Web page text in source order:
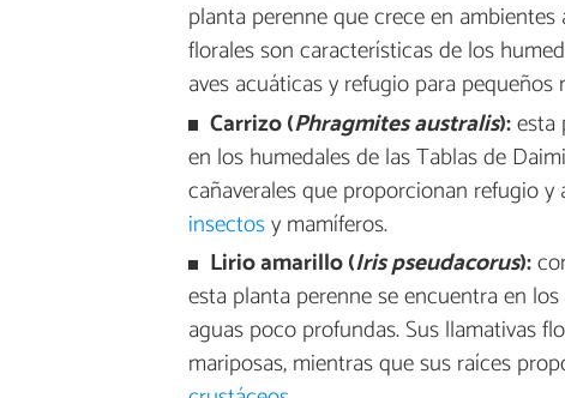
planta perenne que crece en
florales son características de los
aves acuáticas y refugio para pequeños
Carrizo (Phragmites australis):esta
en los humedales de las Tablas de
cañaverales que proporcionan refugio
insectosy mamíferos.
Lirio amarillo (Iris pseudacorus):
esta planta perenne se encuentra en
aguas poco profundas. Sus llamativas
mariposas, mientras que sus raíces